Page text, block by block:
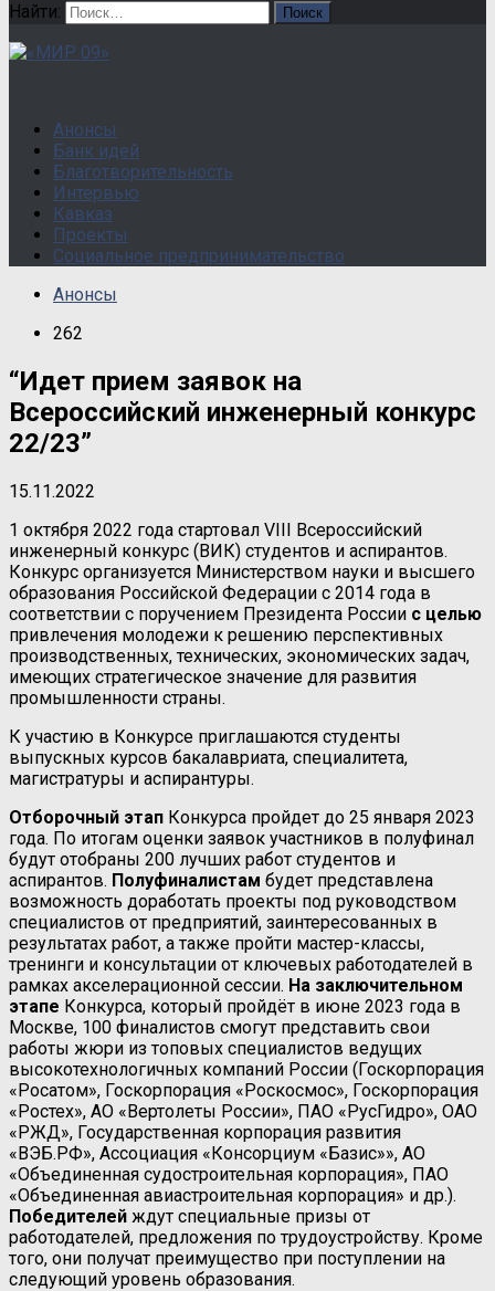
Найти:
Анонсы
Банк идей
Благотворительность
Интервью
Кавказ
Проекты
Социальное предпринимательство
Анонсы
262
“Идет прием заявок на
Всероссийский инженерный конкурс
22/23”
15.11.2022
1 октября 2022 года стартовал VIII Всероссийский
инженерный конкурс (ВИК) студентов и аспирантов.
Конкурс организуется Министерством науки и высшего
образования Российской Федерации с 2014 года в
соответствии с поручением Президента России с целью
привлечения молодежи к решению перспективных
производственных, технических, экономических задач,
имеющих стратегическое значение для развития
промышленности страны.
К участию в Конкурсе приглашаются студенты
выпускных курсов бакалавриата, специалитета,
магистратуры и аспирантуры.
Отборочный этап Конкурса пройдет до 25 января 2023
года. По итогам оценки заявок участников в полуфинал
будут отобраны 200 лучших работ студентов и
аспирантов. Полуфиналистам будет представлена
возможность доработать проекты под руководством
специалистов от предприятий, заинтересованных в
результатах работ, а также пройти мастер-классы,
тренинги и консультации от ключевых работодателей в
рамках акселерационной сессии. На заключительном
этапе Конкурса, который пройдёт в июне 2023 года в
Москве, 100 финалистов смогут представить свои
работы жюри из топовых специалистов ведущих
высокотехнологичных компаний России (Госкорпорация
«Росатом», Госкорпорация «Роскосмос», Госкорпорация
«Ростех», АО «Вертолеты России», ПАО «РусГидро», ОАО
«РЖД», Государственная корпорация развития
«ВЭБ.РФ», Ассоциация «Консорциум «Базис»», АО
«Объединенная судостроительная корпорация», ПАО
«Объединенная авиастроительная корпорация» и др.).
Победителей ждут специальные призы от
работодателей, предложения по трудоустройству. Кроме
того, они получат преимущество при поступлении на
следующий уровень образования.